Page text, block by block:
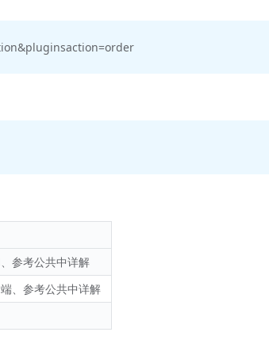
参考公共中详解
、参考公共中详解